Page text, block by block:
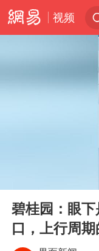
视频
Play
碧桂园：眼
口，上行周